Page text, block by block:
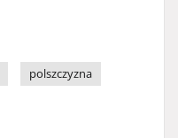
polszczyzna